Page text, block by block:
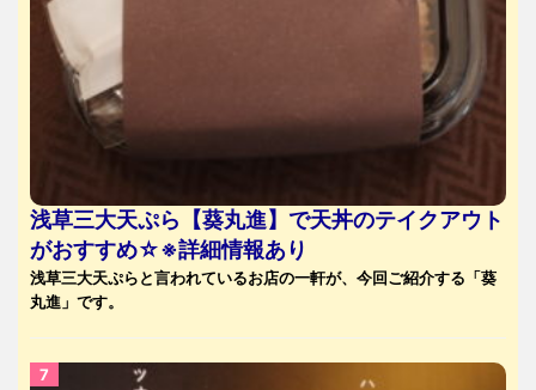
浅草三大天ぷら【葵丸進】で天丼のテイクアウト
がおすすめ☆※詳細情報あり
浅草三大天ぷらと言われているお店の一軒が、今回ご紹介する「葵
丸進」です。